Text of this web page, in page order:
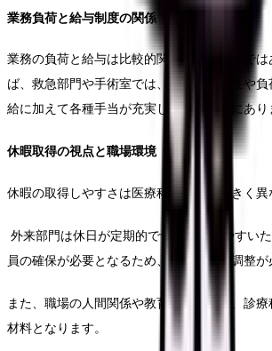
業務負荷と給与制度の関係
業務の負荷と給与は比較的関係にあるわけでは
ば、救急部門や手術室では、業務の専門性や
給に加えて各種手当が充実している傾向にあり
休暇取得の視点と職場環境
休暇の取得しやすさは医療科によって大きく異
外来部門は休日が定期的で予定が立てやすい
員の確保が必要となるため、長期休暇の調整が
また、職場の人間関係や教育体制なども、診
材料となります。